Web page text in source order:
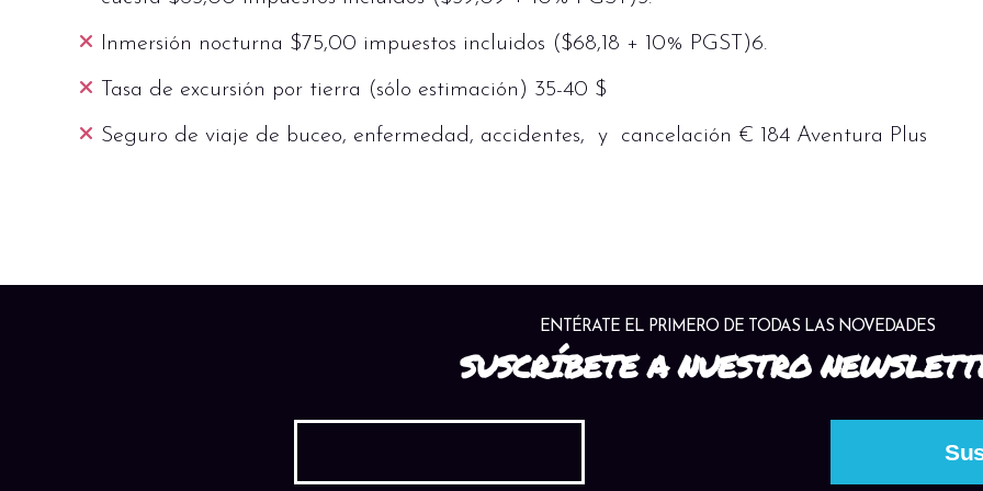
Inmersión nocturna $75,00 impuestos incluidos ($68,18 + 10% PGST)6.
Tasa de excursión por tierra (sólo estimación) 35-40 $
Seguro de viaje de buceo, enfermedad, accidentes, y cancelación € 184 Aventura Plus
ENTÉRATE EL PRIMERO DE TODAS LAS NOVEDADES
SUSCRÍBETE A NUESTRO